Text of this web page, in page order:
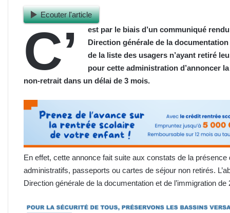
Ecouter l'article
C’
est par le biais d’un communiqué
Direction générale de la
de la liste des usagers n’ayant retiré
pour cette administration d’annoncer
non-retrait dans un délai de 3 mois.
En effet, cette annonce fait suite aux constats de la
administratifs, passeports ou cartes de séjour non retirés.
Direction générale de la documentation et de l’immigration